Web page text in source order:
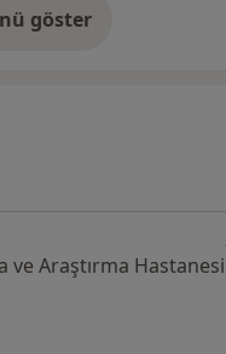
göster
deneyim hakkında
ve Araştırma Hastanesi